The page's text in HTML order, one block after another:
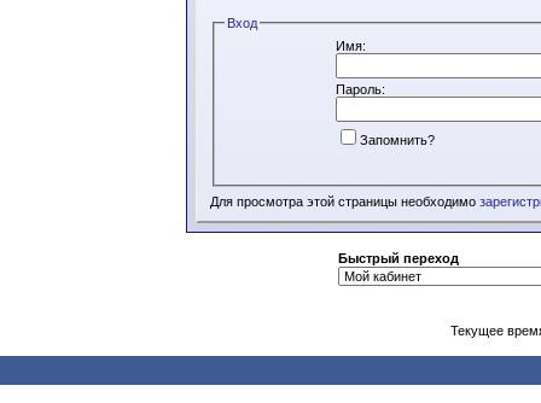
Вход
Имя:
Пароль:
Запомнить?
Для просмотра этой страницы необходимо
Быстрый переход
Текущее